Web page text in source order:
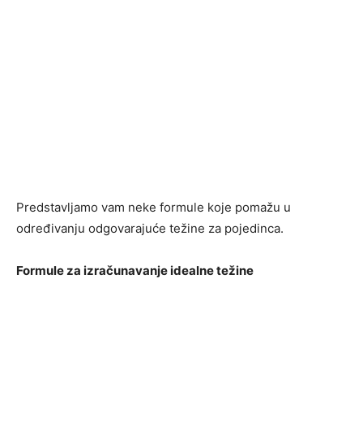
Predstavljamo vam neke formule koje pomažu u
određivanju odgovarajuće težine za pojedinca.
Formule za izračunavanje idealne težine